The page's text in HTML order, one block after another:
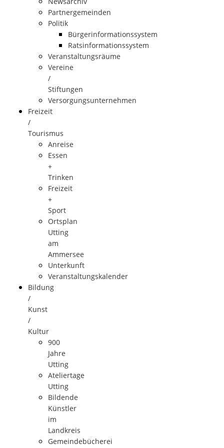
Partnergemeinden
Politik
Bürgerinformationssystem
Ratsinformationssystem
Veranstaltungsräume
Vereine
/
Stiftungen
Versorgungsunternehmen
Freizeit
/
Tourismus
Anreise
Essen
+
Trinken
Freizeit
+
Sport
Ortsplan
Utting
am
Ammersee
Unterkunft
Veranstaltungskalender
Bildung
/
Kunst
/
Kultur
900
Jahre
Utting
Ateliertage
Utting
Bildende
Künstler
im
Landkreis
Gemeindebücherei